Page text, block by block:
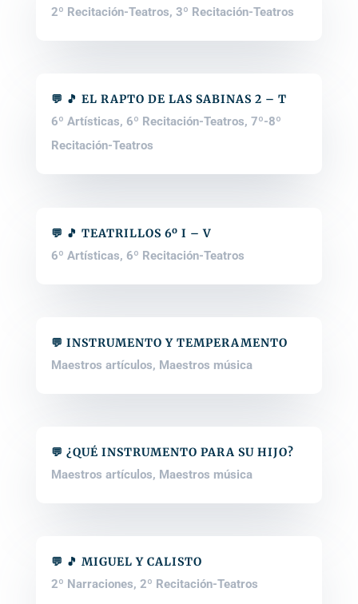
2º Recitación-Teatros, 3º Recitación-Teatros
💬 🎵 EL RAPTO DE LAS SABINAS 2 – T
6º Artísticas, 6º Recitación-Teatros, 7º-8º
Recitación-Teatros
💬 🎵 TEATRILLOS 6º I – V
6º Artísticas, 6º Recitación-Teatros
💬 INSTRUMENTO Y TEMPERAMENTO
Maestros artículos, Maestros música
💬 ¿QUÉ INSTRUMENTO PARA SU HIJO?
Maestros artículos, Maestros música
💬 🎵 MIGUEL Y CALISTO
2º Narraciones, 2º Recitación-Teatros